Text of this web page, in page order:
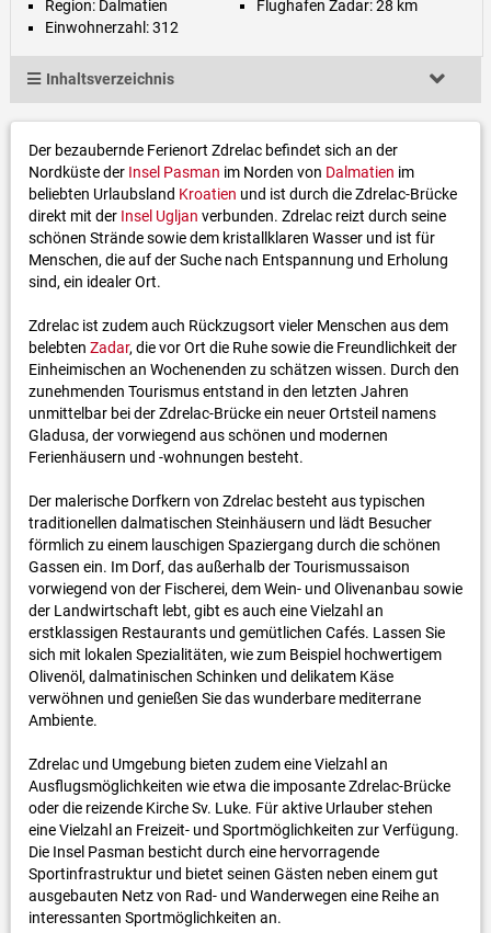
Region: Dalmatien
Einwohnerzahl: 312
Flughafen Zadar: 28 km
Inhaltsverzeichnis
Der bezaubernde Ferienort Zdrelac befindet sich an der
Nordküste der Insel Pasman im Norden von Dalmatien im
beliebten Urlaubsland Kroatien und ist durch die Zdrelac-Brücke
direkt mit der Insel Ugljan verbunden. Zdrelac reizt durch seine
schönen Strände sowie dem kristallklaren Wasser und ist für
Menschen, die auf der Suche nach Entspannung und Erholung
sind, ein idealer Ort.
Zdrelac ist zudem auch Rückzugsort vieler Menschen aus dem
belebten Zadar, die vor Ort die Ruhe sowie die Freundlichkeit der
Einheimischen an Wochenenden zu schätzen wissen. Durch den
zunehmenden Tourismus entstand in den letzten Jahren
unmittelbar bei der Zdrelac-Brücke ein neuer Ortsteil namens
Gladusa, der vorwiegend aus schönen und modernen
Ferienhäusern und -wohnungen besteht.
Der malerische Dorfkern von Zdrelac besteht aus typischen
traditionellen dalmatischen Steinhäusern und lädt Besucher
förmlich zu einem lauschigen Spaziergang durch die schönen
Gassen ein. Im Dorf, das außerhalb der Tourismussaison
vorwiegend von der Fischerei, dem Wein- und Olivenanbau sowie
der Landwirtschaft lebt, gibt es auch eine Vielzahl an
erstklassigen Restaurants und gemütlichen Cafés. Lassen Sie
sich mit lokalen Spezialitäten, wie zum Beispiel hochwertigem
Olivenöl, dalmatinischen Schinken und delikatem Käse
verwöhnen und genießen Sie das wunderbare mediterrane
Ambiente.
Zdrelac und Umgebung bieten zudem eine Vielzahl an
Ausflugsmöglichkeiten wie etwa die imposante Zdrelac-Brücke
oder die reizende Kirche Sv. Luke. Für aktive Urlauber stehen
eine Vielzahl an Freizeit- und Sportmöglichkeiten zur Verfügung.
Die Insel Pasman besticht durch eine hervorragende
Sportinfrastruktur und bietet seinen Gästen neben einem gut
ausgebauten Netz von Rad- und Wanderwegen eine Reihe an
interessanten Sportmöglichkeiten an.